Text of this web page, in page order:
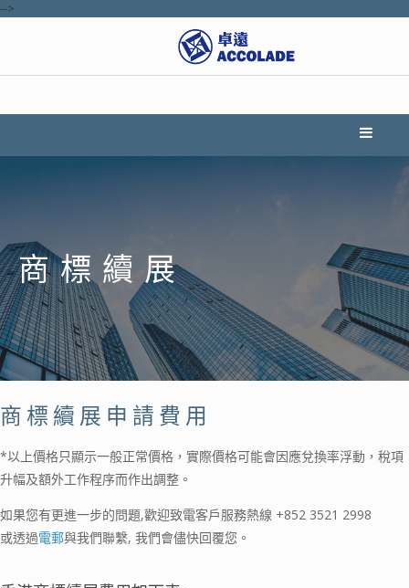
-->
商標續展
商標續展申請費用
*以上價格只顯示一般正常價格，實際價格可能會因應兌換率浮動，稅項
升幅及額外工作程序而作出調整。
如果您有更進一步的問題,歡迎致電客戶服務熱線 +852 3521 2998
或透過電郵與我們聯繫, 我們會儘快回覆您。